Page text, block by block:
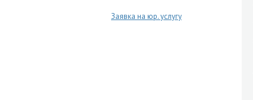
Заявка на юр. услугу